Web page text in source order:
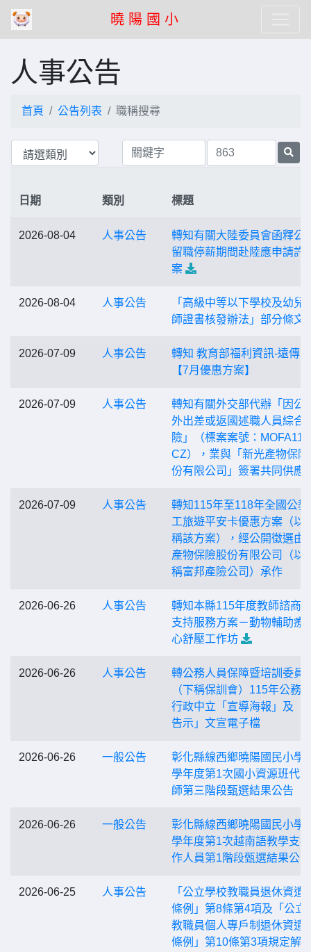
曉 陽 國 小
人事公告
首頁 公告列表 職稱搜尋
日期 類別 標題
2026-08-04 人事公告
轉知有關大陸委員會函釋公
留職停薪期間赴陸應申請許
案
2026-08-04 人事公告
「高級中等以下學校及幼兒
師證書核發辦法」部分條文
2026-07-09 人事公告
轉知 教育部福利資訊-遠傳
【7月優惠方案】
2026-07-09 人事公告
轉知有關外交部代辦「因公
外出差或返國述職人員綜合
險」（標案案號：
CZ），業與「新光產物保險
份有限公司」簽署共同供應
2026-07-09 人事公告
轉知115年至118年全國公教
工旅遊平安卡優惠方案（以
稱該方案），經公開徵選由
產物保險股份有限公司（以
稱富邦產險公司）承作
2026-06-26 人事公告
轉知本縣115年度教師諮商
支持服務方案－動物輔助療
心舒壓工作坊
2026-06-26 人事公告
轉公務人員保障暨培訓委員
（下稱保訓會）115年公務
行政中立「宣導海報」及「
告示」文宣電子檔
2026-06-26 一般公告
彰化縣線西鄉曉陽國民小學
學年度第1次國小資源班代
師第三階段甄選結果公告
2026-06-26 一般公告
彰化縣線西鄉曉陽國民小學
學年度第1次越南語教學支
作人員第1階段甄選結果公告
2026-06-25 人事公告
「公立學校教職員退休資遣
條例」第8條第4項及「公立
教職員個人專戶制退休資遣
條例」第10條第3項規定解